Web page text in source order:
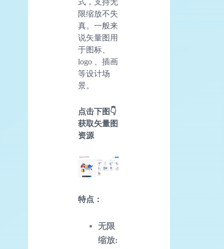
限缩放不失
真。一般来
说矢量图用
于图标、
logo 、插画
等设计场
景。
点击下图👇
获取矢量图
资源
特点：
无限
缩放: